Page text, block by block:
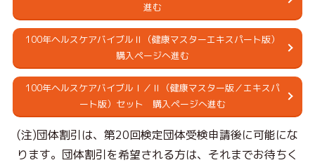
進む
100年ヘルスケアバイブルⅡ（健康マスターエキスパート版）
購入ページへ進む
100年ヘルスケアバイブルⅠ／Ⅱ（健康マスター版／エキスパ
ート版）セット 購入ページへ進む
(注)団体割引は、第20回検定団体受検申請後に可能にな
ります。団体割引を希望される方は、それまでお待ちく